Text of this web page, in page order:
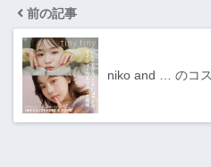
前の記事
niko and … のコ